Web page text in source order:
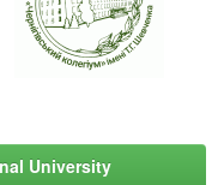
University